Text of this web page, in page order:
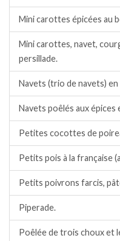
Mini carottes épicées au
Mini carottes, navet,
persillade.
Navets (trio de navets)
Navets poêlés aux épices
Petites cocottes de
Petits pois à la française
Petits poivrons farcis,
Piperade.
Poêlée de trois choux et